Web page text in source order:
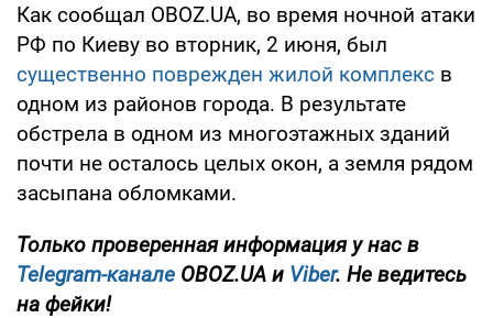
Как сообщал OBOZ.UA, во время ночной атаки
РФ по Киеву во вторник, 2 июня, был
существенно поврежден жилой комплекс в
одном из районов города. В результате
обстрела в одном из многоэтажных зданий
почти не осталось целых окон, а земля рядом
засыпана обломками.
Только проверенная информация у нас в
Telegram-канале OBOZ.UA и Viber. Не ведитесь
на фейки!